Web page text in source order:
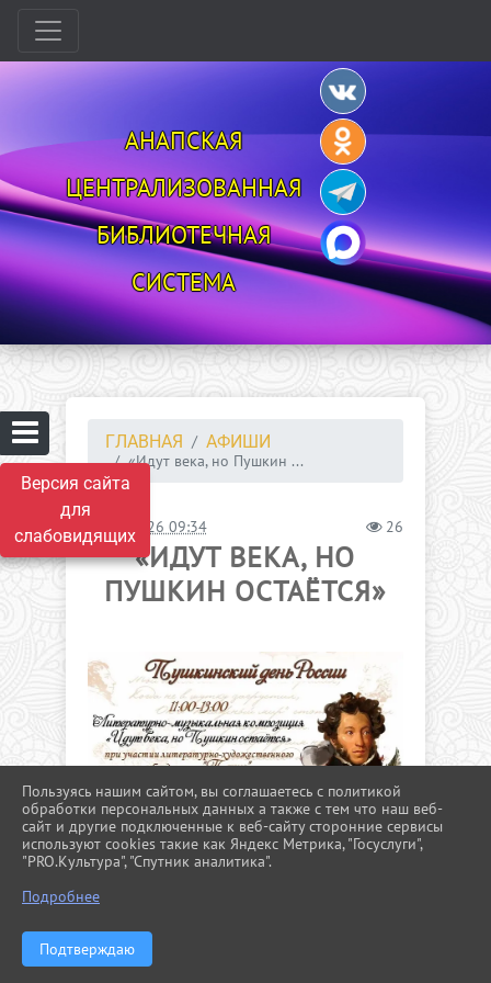
Версия сайта
для
слабовидящих
АНАПСКАЯ
ЦЕНТРАЛИЗОВАННАЯ
БИБЛИОТЕЧНАЯ
СИСТЕМА
ГЛАВНАЯ
АФИШИ
«Идут века, но Пушкин ...
03.06.2026 09:34 26
«ИДУТ ВЕКА, НО
ПУШКИН ОСТАЁТСЯ»
ДОРОГИЕ ДРУЗЬЯ❗
Приглашаем вас в увлекательное
литературное путешествие❗
5 июня, накануне Пушкинского дня в
Пользуясь нашим сайтом, вы соглашаетесь с политикой
обработки персональных данных а также с тем что наш веб-
сайт и другие подключенные к веб-сайту сторонние сервисы
используют cookies такие как Яндекс Метрика, "Госуслуги",
"PRO.Культура", "Спутник аналитика".
Подробнее
Подтверждаю